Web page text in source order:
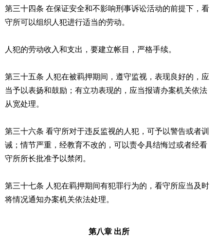
第三十四条 在保证安全和不影响刑事诉讼活动的前提下，看
守所可以组织人犯进行适当的劳动。
人犯的劳动收入和支出，要建立帐目，严格手续。
第三十五条 人犯在被羁押期间，遵守监视，表现良好的，应
当予以表扬和鼓励；有立功表现的，应当报请办案机关依法
从宽处理。
第三十六条 看守所对于违反监视的人犯，可予以警告或者训
诫；情节严重，经教育不改的，可以责令具结悔过或者经看
守所所长批准予以禁闭。
第三十七条 人犯在羁押期间有犯罪行为的，看守所应当及时
将情况通知办案机关依法处理。
第八章 出所